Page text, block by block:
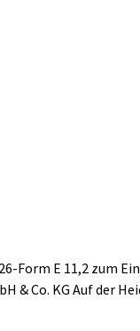
Form E 11,2 zum
& Co. KG Auf der